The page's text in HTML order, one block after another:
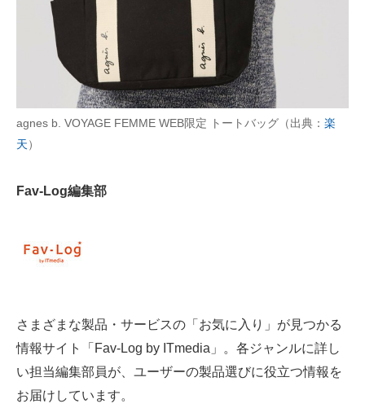
好きが集まる 比べて選べる
ビジネスと働き方のヒント
AI活用のいまが分かる
企業ITのトレンドを詳説
マーケ×ITの今がよく分かる
企業向けIT製品の総合サイト
製造業のIT導入・活用を支援
モノづくり技術者専門サイト
エレクトロニクス専門サイト
agnes b. VOYAGE FEMME WEB限定 トートバッグ（出典： 楽
天）
Fav-Log編集部
さまざまな製品・サービスの「お気に入り」が見つかる
情報サイト「Fav-Log by ITmedia」。各ジャンルに詳し
い担当編集部員が、ユーザーの製品選びに役立つ情報を
お届けしています。